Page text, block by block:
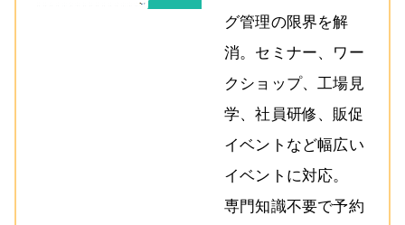
グ管理の限界を解
消。セミナー、ワー
クショップ、工場見
学、社員研修、販促
イベントなど幅広い
イベントに対応。
専門知識不要で予約